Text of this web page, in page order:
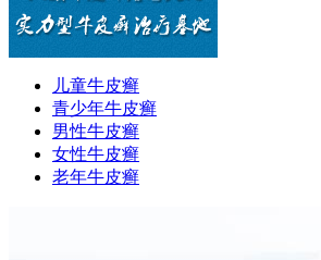
儿童牛皮癣
青少年牛皮癣
男性牛皮癣
女性牛皮癣
老年牛皮癣